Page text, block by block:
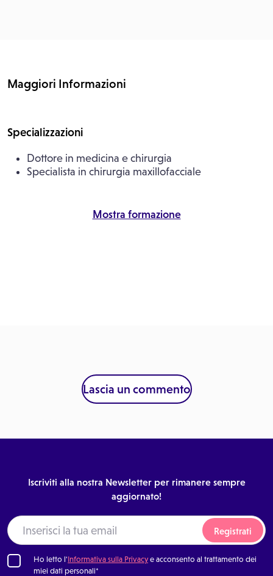
Maggiori Informazioni
Specializzazioni
Dottore in medicina e chirurgia
Specialista in chirurgia maxillofacciale
Mostra formazione
Lascia un commento
Iscriviti alla nostra Newsletter per rimanere sempre
aggiornato!
Registrati
Ho letto l'Informativa sulla Privacye acconsento al trattamento dei
miei dati personali*